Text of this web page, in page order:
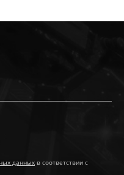
данных в соответствии с